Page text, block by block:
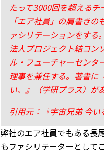
たって3000回を超える
「エア社員」の肩書き
ァシリテーションをする
法人プロジェクト結コン
ル・フューチャーセンタ
理事を兼任する。著書に
い。』（学研プラス）が
引用元：『宇宙兄弟 今
弊社のエア社員でもある長
もファシリテーターとして